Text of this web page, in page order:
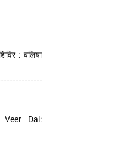
: बलिया
Dal: